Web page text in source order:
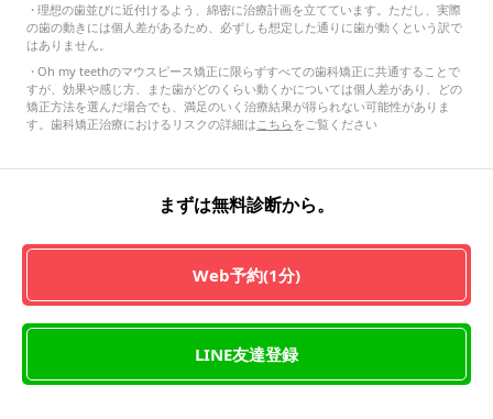
・理想の歯並びに近付けるよう、綿密に治療計画を立てています。ただし、実際
の歯の動きには個人差があるため、必ずしも想定した通りに歯が動くという訳で
はありません。
・Oh my teethのマウスピース矯正に限らずすべての歯科矯正に共通することで
すが、効果や感じ方、また歯がどのくらい動くかについては個人差があり、どの
矯正方法を選んだ場合でも、満足のいく治療結果が得られない可能性がありま
す。歯科矯正治療におけるリスクの詳細はこちらをご覧ください
まずは無料診断から。
Web予約(1分)
LINE友達登録